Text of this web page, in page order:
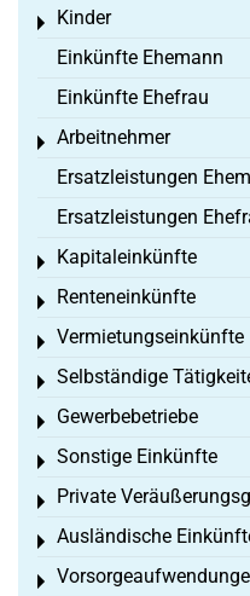
Kinder
Toggle menu
Einkünfte Ehemann
Einkünfte Ehefrau
Arbeitnehmer
Toggle menu
Ersatzleistungen
Ersatzleistungen
Kapitaleinkünfte
Toggle menu
Renteneinkünfte
Toggle menu
Vermietungseinkünfte
Toggle menu
Selbständige
Toggle menu
Gewerbebetriebe
Toggle menu
Sonstige Einkünfte
Toggle menu
Private
Toggle menu
Ausländische
Toggle menu
Toggle menu